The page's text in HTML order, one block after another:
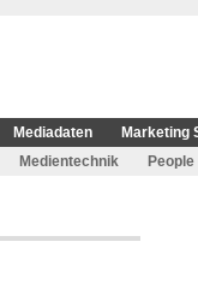
Mediadaten Marketing
Medientechnik People